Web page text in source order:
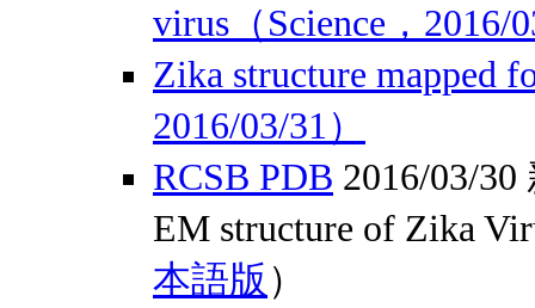
virus（Science，2016/
Zika structure mapped
2016/03/31）
RCSB PDB 2016/03/
EM structure of Zika
本語版 ）